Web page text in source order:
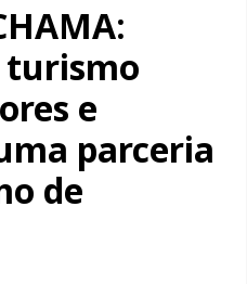
e
parceria
de